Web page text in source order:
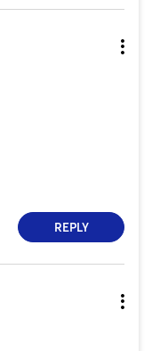
REPLY